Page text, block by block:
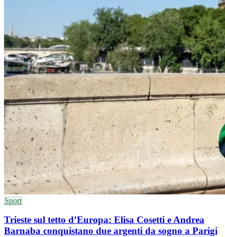
Sport
Trieste sul tetto d’Europa: Elisa Cosetti e Andrea
Barnaba conquistano due argenti da sogno a Parigi